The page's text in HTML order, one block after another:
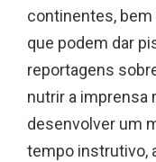
continentes,
que podem dar
reportagens
nutrir a imprensa
desenvolver um
tempo instrutivo,